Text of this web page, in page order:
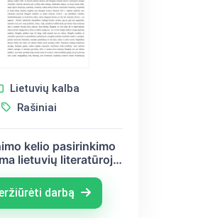
Lietuvių kalba
Rašiniai
kelio pasirinkimo
lietuvių literatūroje
Putinas, Antanas
Škėma)
darbą